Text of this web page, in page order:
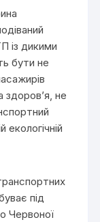
із дикими
бути не
здоров’я, не
під
Червоної